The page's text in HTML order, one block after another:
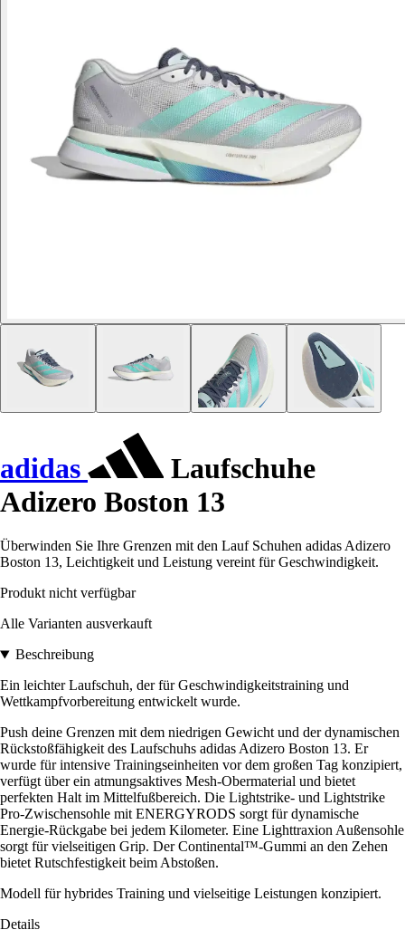
adidas
Laufschuhe
Adizero Boston 13
Überwinden Sie Ihre Grenzen mit den Lauf Schuhen adidas Adizero
Boston 13, Leichtigkeit und Leistung vereint für Geschwindigkeit.
Produkt nicht verfügbar
Alle Varianten ausverkauft
Beschreibung
Ein leichter Laufschuh, der für Geschwindigkeitstraining und
Wettkampfvorbereitung entwickelt wurde.
Push deine Grenzen mit dem niedrigen Gewicht und der dynamischen
Rückstoßfähigkeit des Laufschuhs adidas Adizero Boston 13. Er
wurde für intensive Trainingseinheiten vor dem großen Tag konzipiert,
verfügt über ein atmungsaktives Mesh-Obermaterial und bietet
perfekten Halt im Mittelfußbereich. Die Lightstrike- und Lightstrike
Pro-Zwischensohle mit ENERGYRODS sorgt für dynamische
Energie-Rückgabe bei jedem Kilometer. Eine Lighttraxion Außensohle
sorgt für vielseitigen Grip. Der Continental™-Gummi an den Zehen
bietet Rutschfestigkeit beim Abstoßen.
Modell für hybrides Training und vielseitige Leistungen konzipiert.
Details